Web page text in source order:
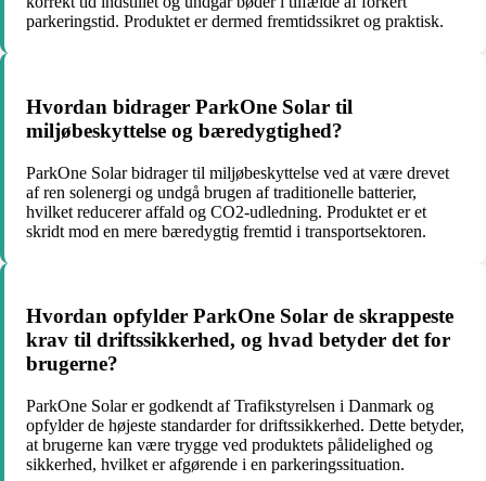
parkeringstid. Produktet er dermed fremtidssikret og praktisk.
Hvordan bidrager ParkOne Solar til
miljøbeskyttelse og bæredygtighed?
ParkOne Solar bidrager til miljøbeskyttelse ved at være drevet
af ren solenergi og undgå brugen af traditionelle batterier,
hvilket reducerer affald og CO2-udledning. Produktet er et
skridt mod en mere bæredygtig fremtid i transportsektoren.
Hvordan opfylder ParkOne Solar de skrappeste
krav til driftssikkerhed, og hvad betyder det for
brugerne?
ParkOne Solar er godkendt af Trafikstyrelsen i Danmark og
opfylder de højeste standarder for driftssikkerhed. Dette betyder,
at brugerne kan være trygge ved produktets pålidelighed og
sikkerhed, hvilket er afgørende i en parkeringssituation.